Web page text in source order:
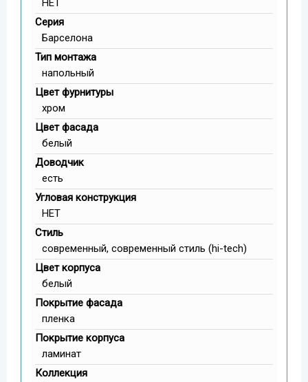
НЕТ
Серия
Барселона
Тип монтажа
напольный
Цвет фурнитуры
хром
Цвет фасада
белый
Доводчик
есть
Угловая конструкция
НЕТ
Стиль
современный, современный стиль (hi-tech)
Цвет корпуса
белый
Покрытие фасада
пленка
Покрытие корпуса
ламинат
Коллекция